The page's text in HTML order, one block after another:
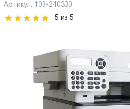
Артикул: 108-240330
5 из 5